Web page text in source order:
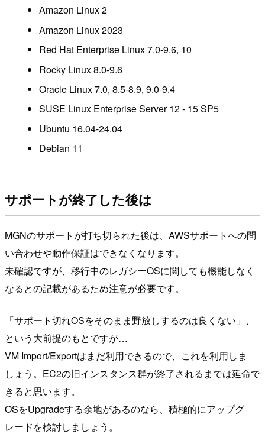
Amazon Linux 2
Amazon Linux 2023
Red Hat Enterprise Linux 7.0-9.6, 10
Rocky Linux 8.0-9.6
Oracle Linux 7.0, 8.5-8.9, 9.0-9.4
SUSE Linux Enterprise Server 12 - 15 SP5
Ubuntu 16.04-24.04
Debian 11
サポートが終了した後は
MGNのサポートが打ち切られた後は、AWSサポートへの問
い合わせや動作保証はできなくなります。
未確認ですが、移行中のレガシーOSに関しても機能しなく
なるとの記載があるため注意が必要です。
「サポート切れOSをそのまま野放しするのは良くない」、
という大前提のもとですが…
VM Import/Exportはまだ利用できるので、これを利用しま
しょう。EC2の旧インスタンス群が終了されるまでは延命で
きると思います。
OSをUpgradeする余地があるのなら、積極的にアップグ
レードを検討しましょう。